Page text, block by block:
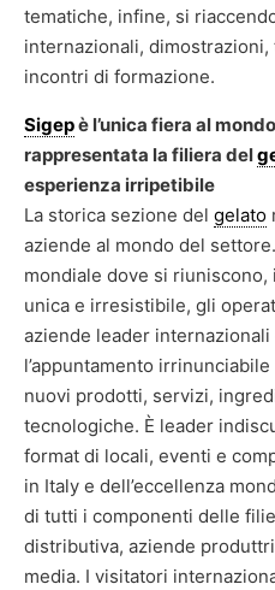
tematiche, infine, si
internazionali,
incontri di formazione.
Sigepè l’unica fiera al
rappresentata la filiera del
esperienza irripetibile
La storica sezione del gelato
aziende al mondo del
mondiale dove si
unica e irresistibile, gli
aziende leader
l’appuntamento
nuovi prodotti, servizi,
tecnologiche. È leader
format di locali, eventi e
in Italy e dell’eccellenza
di tutti i componenti delle
distributiva, aziende
media. I visitatori